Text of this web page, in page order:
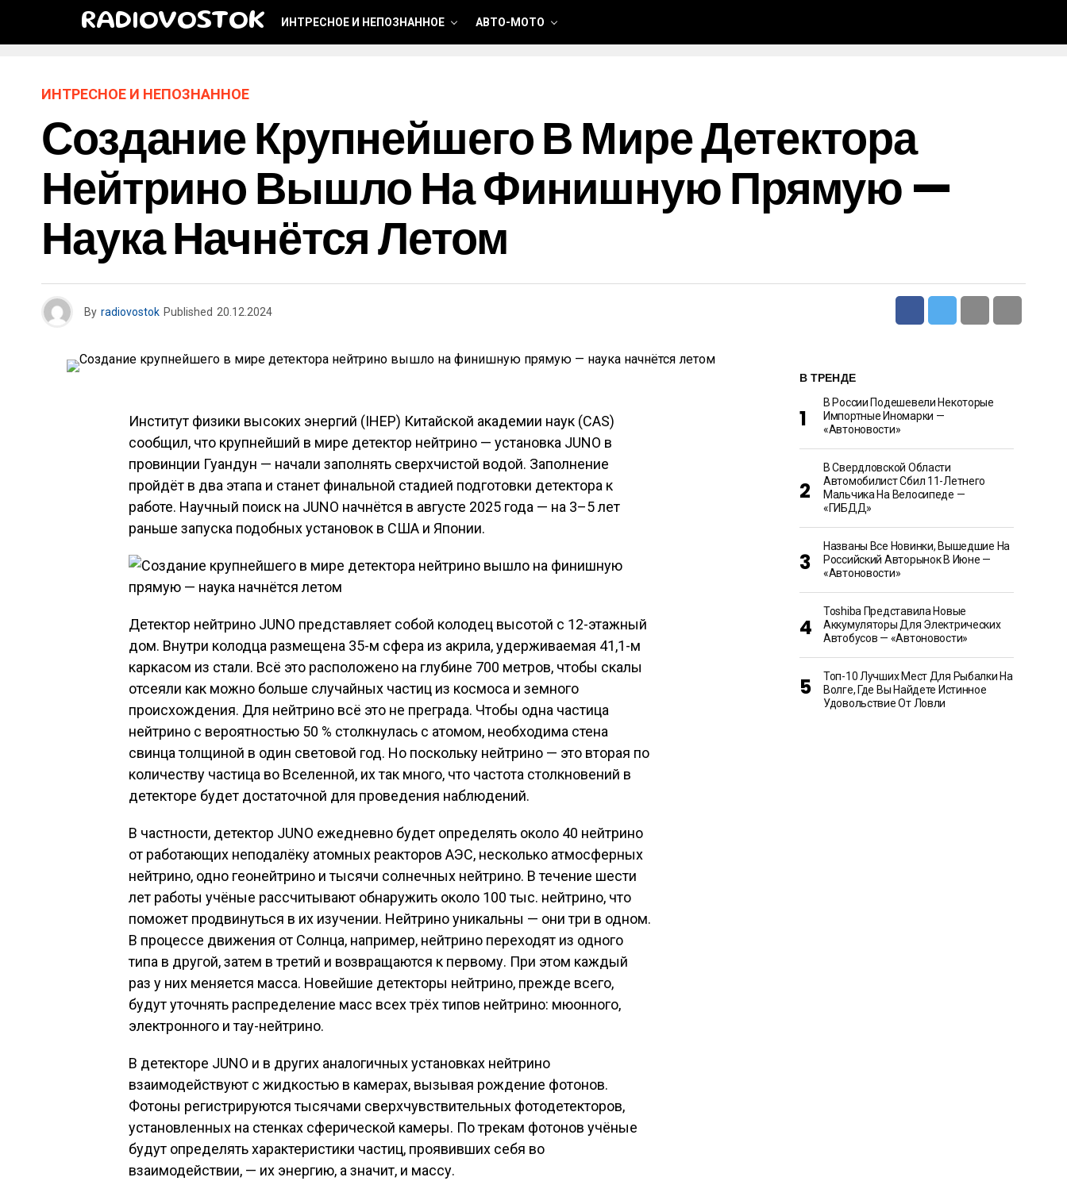
RADIOVOSTOK ИНТРЕСНОЕ И НЕПОЗНАННОЕ АВТО-МОТО
ИНТРЕСНОЕ И НЕПОЗНАННОЕ
Создание Крупнейшего В Мире Детектора
Нейтрино Вышло На Финишную Прямую —
Наука Начнётся Летом
By radiovostok Published 20.12.2024
Институт физики высоких энергий (IHEP) Китайской академии наук (CAS)
сообщил, что крупнейший в мире детектор нейтрино — установка JUNO в
провинции Гуандун — начали заполнять сверхчистой водой. Заполнение
пройдёт в два этапа и станет финальной стадией подготовки детектора к
работе. Научный поиск на JUNO начнётся в августе 2025 года — на 3–5 лет
раньше запуска подобных установок в США и Японии.
Детектор нейтрино JUNO представляет собой колодец высотой с 12-этажный
дом. Внутри колодца размещена 35-м сфера из акрила, удерживаемая 41,1-м
каркасом из стали. Всё это расположено на глубине 700 метров, чтобы скалы
отсеяли как можно больше случайных частиц из космоса и земного
происхождения. Для нейтрино всё это не преграда. Чтобы одна частица
нейтрино с вероятностью 50 % столкнулась с атомом, необходима стена
свинца толщиной в один световой год. Но поскольку нейтрино — это вторая по
количеству частица во Вселенной, их так много, что частота столкновений в
детекторе будет достаточной для проведения наблюдений.
В частности, детектор JUNO ежедневно будет определять около 40 нейтрино
от работающих неподалёку атомных реакторов АЭС, несколько атмосферных
нейтрино, одно геонейтрино и тысячи солнечных нейтрино. В течение шести
лет работы учёные рассчитывают обнаружить около 100 тыс. нейтрино, что
поможет продвинуться в их изучении. Нейтрино уникальны — они три в одном.
В процессе движения от Солнца, например, нейтрино переходят из одного
типа в другой, затем в третий и возвращаются к первому. При этом каждый
раз у них меняется масса. Новейшие детекторы нейтрино, прежде всего,
будут уточнять распределение масс всех трёх типов нейтрино: мюонного,
электронного и тау-нейтрино.
В детекторе JUNO и в других аналогичных установках нейтрино
взаимодействуют с жидкостью в камерах, вызывая рождение фотонов.
Фотоны регистрируются тысячами сверхчувствительных фотодетекторов,
установленных на стенках сферической камеры. По трекам фотонов учёные
будут определять характеристики частиц, проявивших себя во
взаимодействии, — их энергию, а значит, и массу.
В ТРЕНДЕ
В России Подешевели Некоторые
Импортные Иномарки —
«Автоновости»
В Свердловской Области
Автомобилист Сбил 11-Летнего
Мальчика На Велосипеде —
«ГИБДД»
Названы Все Новинки, Вышедшие На
Российский Авторынок В Июне —
«Автоновости»
Toshiba Представила Новые
Аккумуляторы Для Электрических
Автобусов — «Автоновости»
Топ-10 Лучших Мест Для Рыбалки На
Волге, Где Вы Найдете Истинное
Удовольствие От Ловли